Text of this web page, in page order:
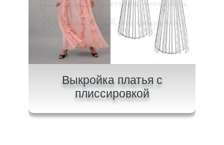
Выкройка платья с
плиссировкой